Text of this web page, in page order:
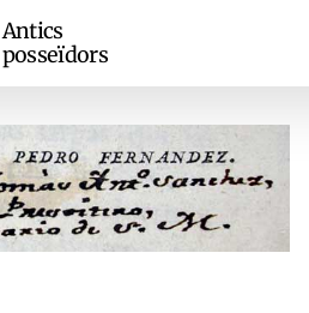
Antics
posseïdors